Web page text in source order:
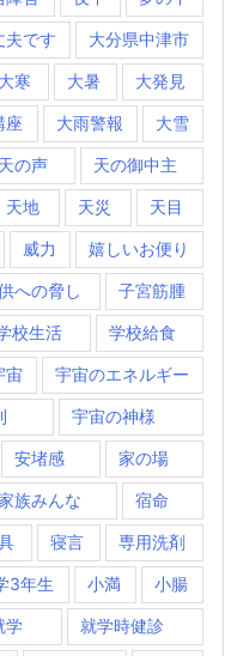
夫です 大分県中津市
大寒 大暑 大発見
座 大雨警報 大雪
天の声 天の御中主
天地 天災 天目
威力 嬉しいお便り
への脅し 子宮筋腫
校生活 学校給食
宙 宇宙のエネルギー
宇宙の神様
安堵感 家の場
族みんな 宿命
寝言 専用洗剤
3年生 小満 小腸
学 就学時健診